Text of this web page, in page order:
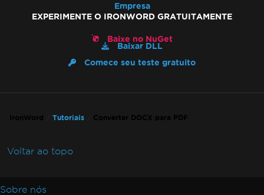
Empresa
EXPERIMENTE O IRONWORD GRATUITAMENTE
Baixe no NuGet
Baixar DLL
Comece seu teste gratuito
IronWord Tutoriais Converter DOCX para PDF
Voltar ao topo
Sobre nós